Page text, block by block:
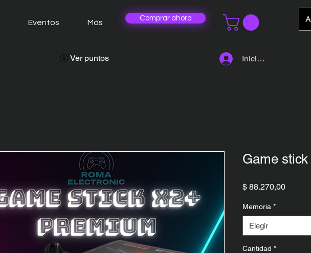
Eventos Más
Comprar ahora
Ver puntos Iniciar sesión
Game
$ 88.270,00Precio
Memoria *
Elegir
Cantidad *